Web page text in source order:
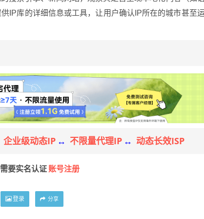
IP库的详细信息或工具，让用户确认IP所在的城市甚至
企业级动态IP ↔ 不限量代理IP ↔ 动态长效ISP
要实名认证 账号注册
登录 分享